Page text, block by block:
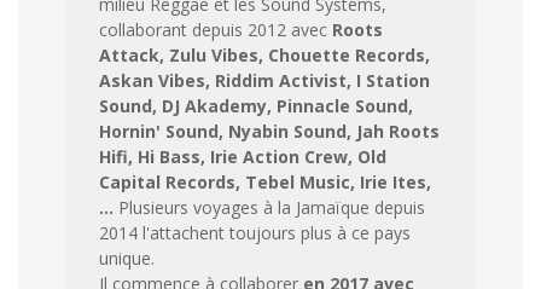
collaborant depuis 2012 avec Roots
Attack, Zulu Vibes, Chouette Records,
Askan Vibes, Riddim Activist, I Station
Sound, DJ Akademy, Pinnacle Sound,
Hornin' Sound, Nyabin Sound, Jah Roots
Hifi, Hi Bass, Irie Action Crew, Old
Capital Records, Tebel Music, Irie Ites,
… Plusieurs voyages à la Jamaïque depuis
2014 l'attachent toujours plus à ce pays
unique.
Il commence à collaborer en 2017 avec